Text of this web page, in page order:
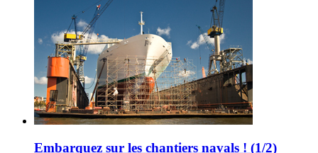
Embarquez sur les chantiers navals ! (1/2)